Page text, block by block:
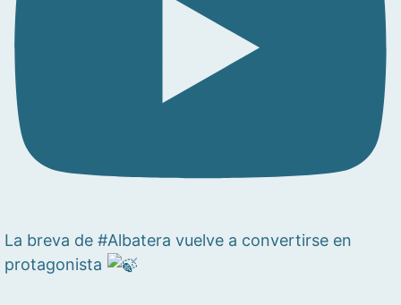
La breva de #Albatera vuelve a convertirse en
protagonista